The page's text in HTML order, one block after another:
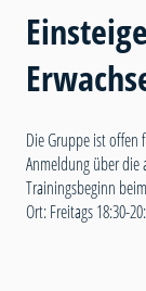
Die Gruppe ist
Anmeldung über die
Trainingsbeginn
Ort: Freitags 18:30-